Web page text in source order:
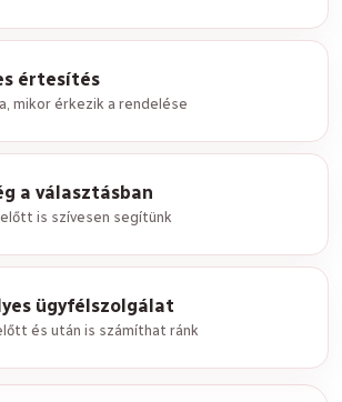
értesítés
mikor érkezik a rendelése
a választásban
is szívesen segítünk
ügyfélszolgálat
és után is számíthat ránk